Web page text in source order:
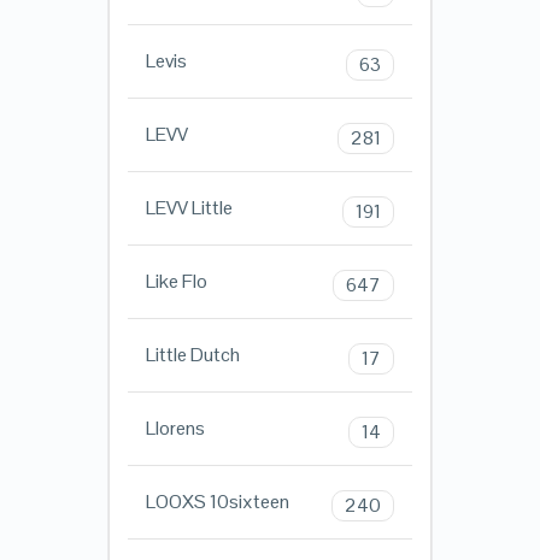
Levis 63
LEVV 281
LEVV Little 191
Like Flo 647
Little Dutch 17
Llorens 14
LOOXS 10sixteen 240